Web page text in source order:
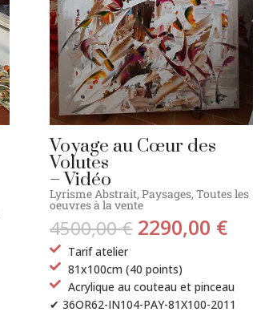
Voyage au Cœur des
Volutes
– Vidéo
Lyrisme Abstrait,Paysages,Toutes les
oeuvres à la vente
4500,00€ 2290,00 €
Tarif atelier
81x100cm (40 points)
Acrylique au couteau et pinceau
✔ 36OR62-IN104-PAY-81X100-2011